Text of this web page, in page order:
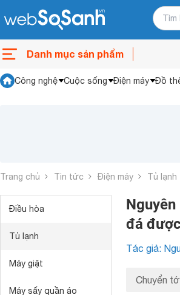
Danh mục sản phẩm
Công nghệ Cuộc sống Điện máy Đồ
Trang chủ Tin tức Điện máy Tủ lạnh
Điều hòa
Tủ lạnh
Máy giặt
Máy sấy quần áo
đá được
Tác giả:
Chuyển